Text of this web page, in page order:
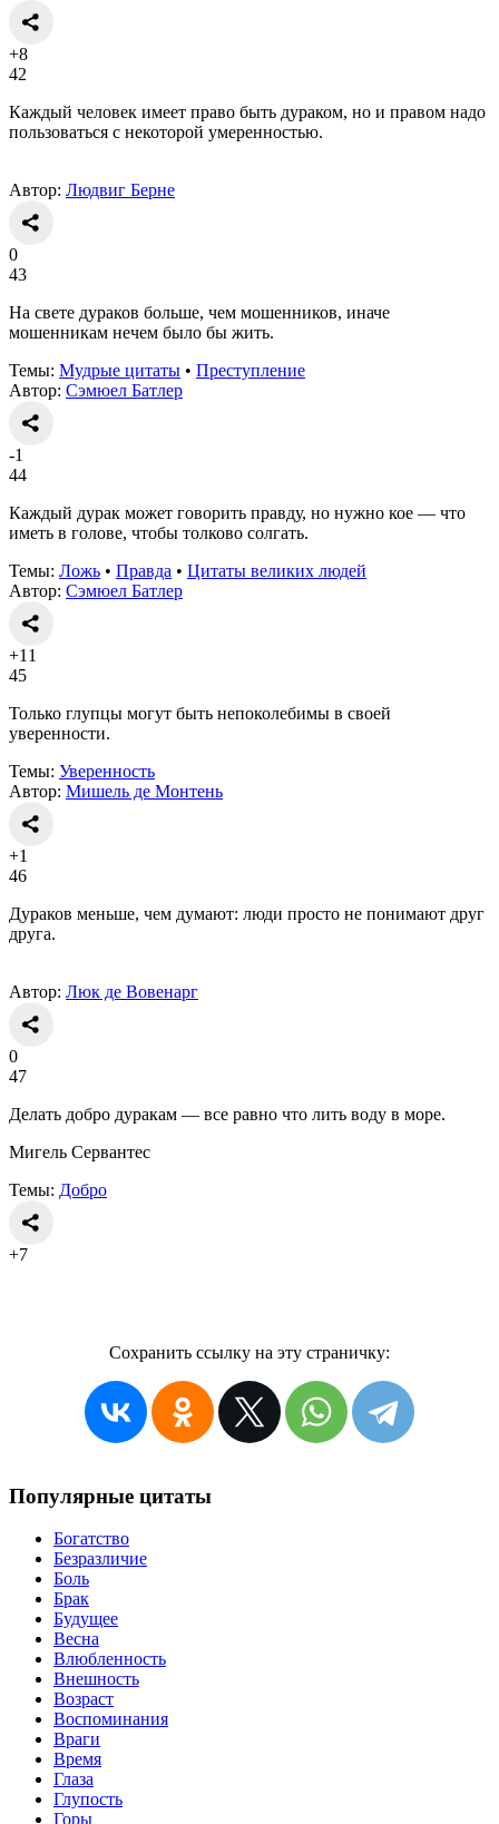
+8
42
Каждый человек имеет право быть дураком, но и правом надо
пользоваться с некоторой умеренностью.
Автор: Людвиг Берне
0
43
На свете дураков больше, чем мошенников, иначе
мошенникам нечем было бы жить.
Темы: Мудрые цитаты • Преступление
Автор: Сэмюел Батлер
-1
44
Каждый дурак может говорить правду, но нужно кое — что
иметь в голове, чтобы толково солгать.
Темы: Ложь • Правда • Цитаты великих людей
Автор: Сэмюел Батлер
+11
45
Только глупцы могут быть непоколебимы в своей
уверенности.
Темы: Уверенность
Автор: Мишель де Монтень
+1
46
Дураков меньше, чем думают: люди просто не понимают друг
друга.
Автор: Люк де Вовенарг
0
47
Делать добро дуракам — все равно что лить воду в море.
Мигель Сервантес
Темы: Добро
+7
Сохранить ссылку на эту страничку:
Популярные цитаты
Богатство
Безразличие
Боль
Брак
Будущее
Весна
Влюбленность
Внешность
Возраст
Воспоминания
Враги
Время
Глаза
Глупость
Горы